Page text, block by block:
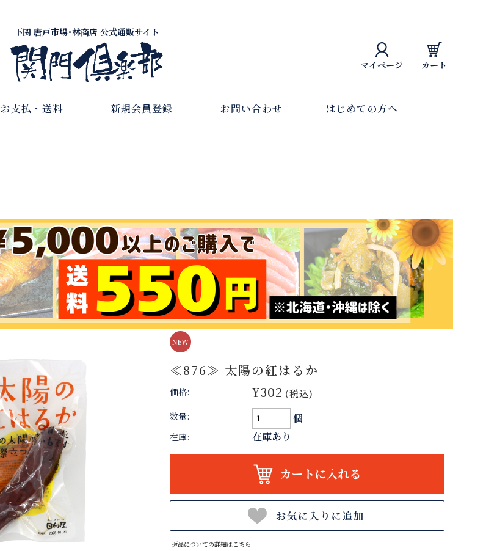
下関 唐戸市場･林商店 公式通販サイト
マイページ カート
お支払・送料 新規会員登録 お問い合わせ はじめての方へ
≪876≫ 太陽の紅はるか
価格: ¥302 (税込)
数量: 個
在庫: 在庫あり
返品についての詳細はこちら